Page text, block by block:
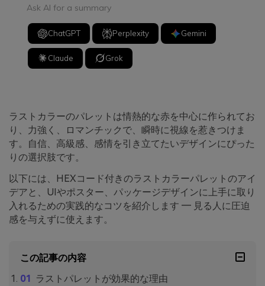
Ask AI for a summary
ChatGPT Perplexity Gemini
Claude Grok
ラストカラーのパレットは情熱的な赤を中心に作られてお
り、力強く、ロマンチックで、瞬時に視線を惹きつけま
す。自信、高級感、感情を引き立てたいデザインにぴった
りの選択肢です。
以下には、HEXコード付きのラストカラーパレットのアイ
デアと、UIやポスター、パッケージデザインに上手に取り
入れるための実践的なコツを紹介します ― 見る人に圧迫
感を与えずに使えます。
この記事の内容
ラストパレットが効果的な理由